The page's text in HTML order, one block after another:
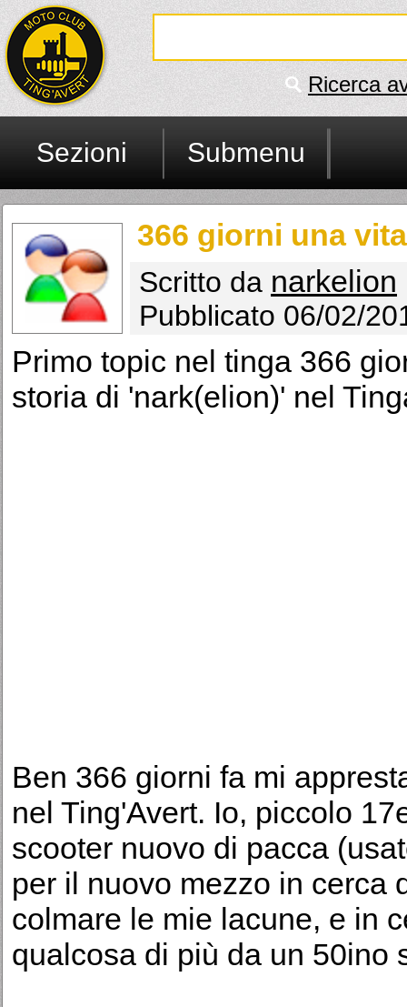
Ricerca
Sezioni Submenu
366 giorni una
Scritto da narkelion
Pubblicato 06/02/
Primo topic nel tinga 366
storia di 'nark(elion)' nel
Ben 366 giorni fa mi
nel Ting'Avert. Io, piccolo
scooter nuovo di pacca
per il nuovo mezzo in cerca
colmare le mie lacune, e in
qualcosa di più da un 50ino